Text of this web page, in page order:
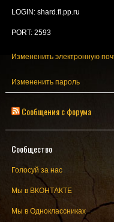
LOGIN: shard.fl.pp.ru
PORT: 2593
Измененить электронную
Измененить пароль
Сообщения с форума
Сообщество
Голосуй за нас
Мы в ВКОНТАКТЕ
Мы в Одноклассниках